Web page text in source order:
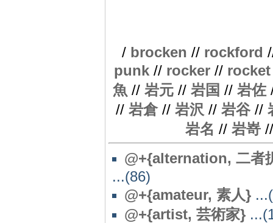
/ brocken // rockford
punk// rocker// rocket
魚 // 岩元// 岩国 // 岩佐
// 岩倉// 岩沢 // 岩谷//
岩名 // 岩嵜
@+{alternation, 二
...(86)
@+{amateur, 素人}
@+{artist, 芸術家}